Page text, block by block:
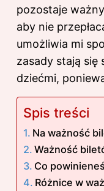
pozostaje
aby nie
umożliwia mi
zasady stają
dziećmi,
Spis treści
Na ważność
Ważność
Co
Różnice w